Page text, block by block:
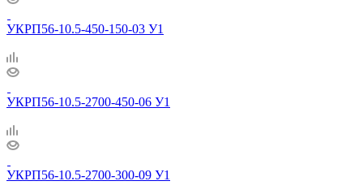
УКРП56-10.5-450-150-03 У1
УКРП56-10.5-2700-450-06 У1
УКРП56-10.5-2700-300-09 У1